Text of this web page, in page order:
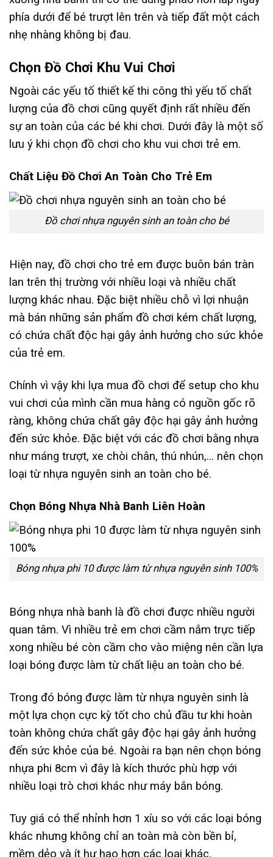
phía dưới để bé trượt lên trên và tiếp đất một cách
nhẹ nhàng không bị đau.
Chọn Đồ Chơi Khu Vui Chơi
Ngoài các yếu tố thiết kế thi công thì yếu tố chất
lượng của đồ chơi cũng quyết định rất nhiều đến
sự an toàn của các bé khi chơi. Dưới đây là một số
lưu ý khi chọn đồ chơi cho khu vui chơi trẻ em.
Chất Liệu Đồ Chơi An Toàn Cho Trẻ Em
Đồ chơi nhựa nguyên sinh an toàn cho bé
Hiện nay, đồ chơi cho trẻ em được buôn bán tràn
lan trên thị trường với nhiều loại và nhiều chất
lượng khác nhau. Đặc biệt nhiều chỗ vì lợi nhuận
mà bán những sản phẩm đồ chơi kém chất lượng,
có chứa chất độc hại gây ảnh hưởng cho sức khỏe
của trẻ em.
Chính vì vậy khi lựa mua đồ chơi để setup cho khu
vui chơi của mình cần mua hàng có nguồn gốc rõ
ràng, không chứa chất gây độc hại gây ảnh hưởng
đến sức khỏe. Đặc biệt với các đồ chơi bằng nhựa
như máng trượt, xe chòi chân, thú nhún,… nên chọn
loại từ nhựa nguyên sinh an toàn cho bé.
Chọn Bóng Nhựa Nhà Banh Liên Hoàn
Bóng nhựa phi 10 được làm từ nhựa nguyên sinh 100%
Bóng nhựa nhà banh là đồ chơi được nhiều người
quan tâm. Vì nhiều trẻ em chơi cầm nắm trực tiếp
xong nhiều bé còn cầm cho vào miệng nên cần lựa
loại bóng được làm từ chất liệu an toàn cho bé.
Trong đó bóng được làm từ nhựa nguyên sinh là
một lựa chọn cực kỳ tốt cho chủ đầu tư khi hoàn
toàn không chứa chất gây độc hại gây ảnh hưởng
đến sức khỏe của bé. Ngoài ra bạn nên chọn bóng
nhựa phi 8cm vì đây là kích thước phù hợp với
nhiều loại trò chơi khác như máy bắn bóng.
Tuy giá có thể nhỉnh hơn 1 xíu so với các loại bóng
khác nhưng không chỉ an toàn mà còn bền bỉ,
mềm dẻo và ít hư hao hơn các loại khác.